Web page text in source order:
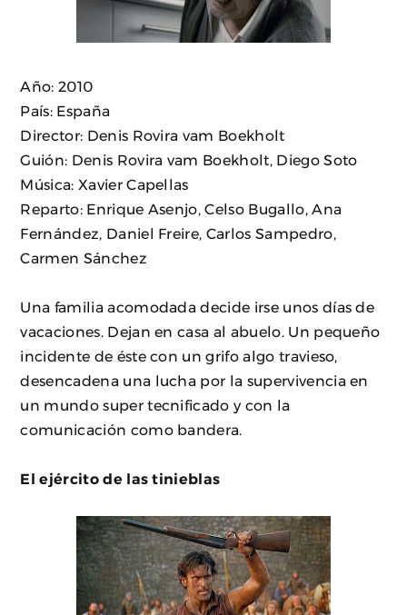
Año: 2010
País: España
Director: Denis Rovira vam Boekholt
Guión: Denis Rovira vam Boekholt, Diego Soto
Música: Xavier Capellas
Reparto: Enrique Asenjo, Celso Bugallo, Ana
Fernández, Daniel Freire, Carlos Sampedro,
Carmen Sánchez
Una familia acomodada decide irse unos días de
vacaciones. Dejan en casa al abuelo. Un pequeño
incidente de éste con un grifo algo travieso,
desencadena una lucha por la supervivencia en
un mundo super tecnificado y con la
comunicación como bandera.
El ejército de las tinieblas